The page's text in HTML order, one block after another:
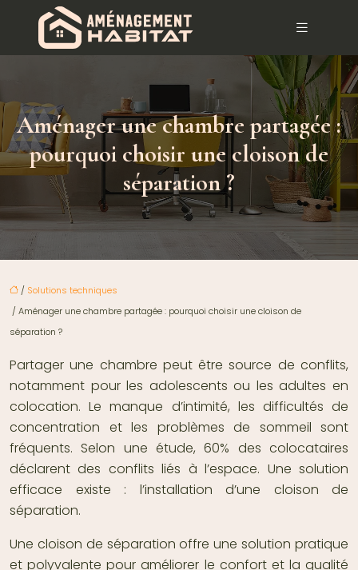
Aménager une chambre partagée :
pourquoi choisir une cloison de
séparation ?
/ Solutions techniques
/ Aménager une chambre partagée : pourquoi choisir une cloison de
séparation ?
Partager une chambre peut être source de conflits,
notamment pour les adolescents ou les adultes en
colocation. Le manque d’intimité, les difficultés de
concentration et les problèmes de sommeil sont
fréquents. Selon une étude, 60% des colocataires
déclarent des conflits liés à l’espace. Une solution
efficace existe : l’installation d’une cloison de
séparation.
Une cloison de séparation offre une solution pratique
et polyvalente pour améliorer le confort et la qualité